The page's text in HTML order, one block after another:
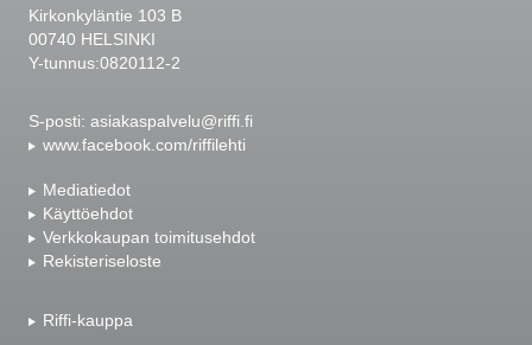
Kirkonkyläntie 103 B
00740 HELSINKI
Y-tunnus:0820112-2
S-posti: asiakaspalvelu@riffi.fi
www.facebook.com/riffilehti
Mediatiedot
Käyttöehdot
Verkkokaupan toimitusehdot
Rekisteriseloste
Riffi-kauppa